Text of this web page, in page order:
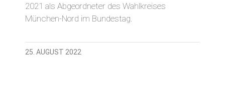
2021 als Abgeordneter des Wahlkreises
München-Nord im Bundestag.
25. AUGUST 2022